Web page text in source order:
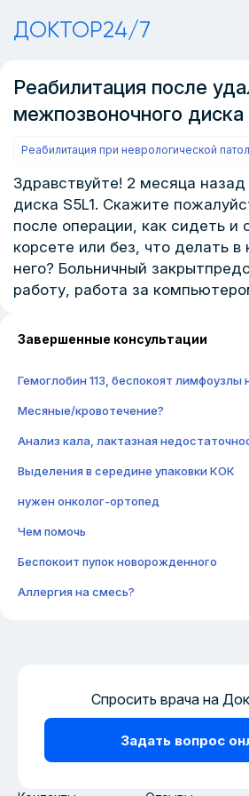
ДОКТОР24/7
Реабилитация после
межпозвоночного диска
Реабилитация при неврологической
Здравствуйте! 2 месяца
диска S5L1. Скажите
после операции, как сидеть и
корсете или без, что делать в
него? Больничный
работу, работа за
Завершенные консультации
Гемоглобин 113, беспокоят лимфоузлы
Месяные/кровотечение?
Анализ кала, лактазная
Выделения в середине упаковки КОК
нужен онколог-ортопед
Чем помочь
Беспокоит пупок новорожденного
Аллергия на смесь?
Спросить врача на
Задать вопрос